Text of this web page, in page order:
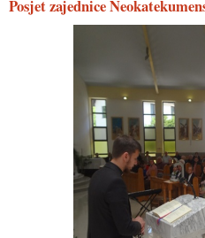
Posjet zajednice